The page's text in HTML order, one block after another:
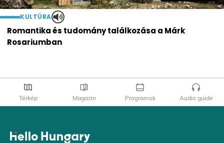
KULTÚRA
Romantika és tudomány találkozása a Márk
Rosariumban
Térkép Magazin Programok Audio guide